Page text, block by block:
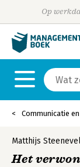
Op
Communicatie
Matthijs
Het